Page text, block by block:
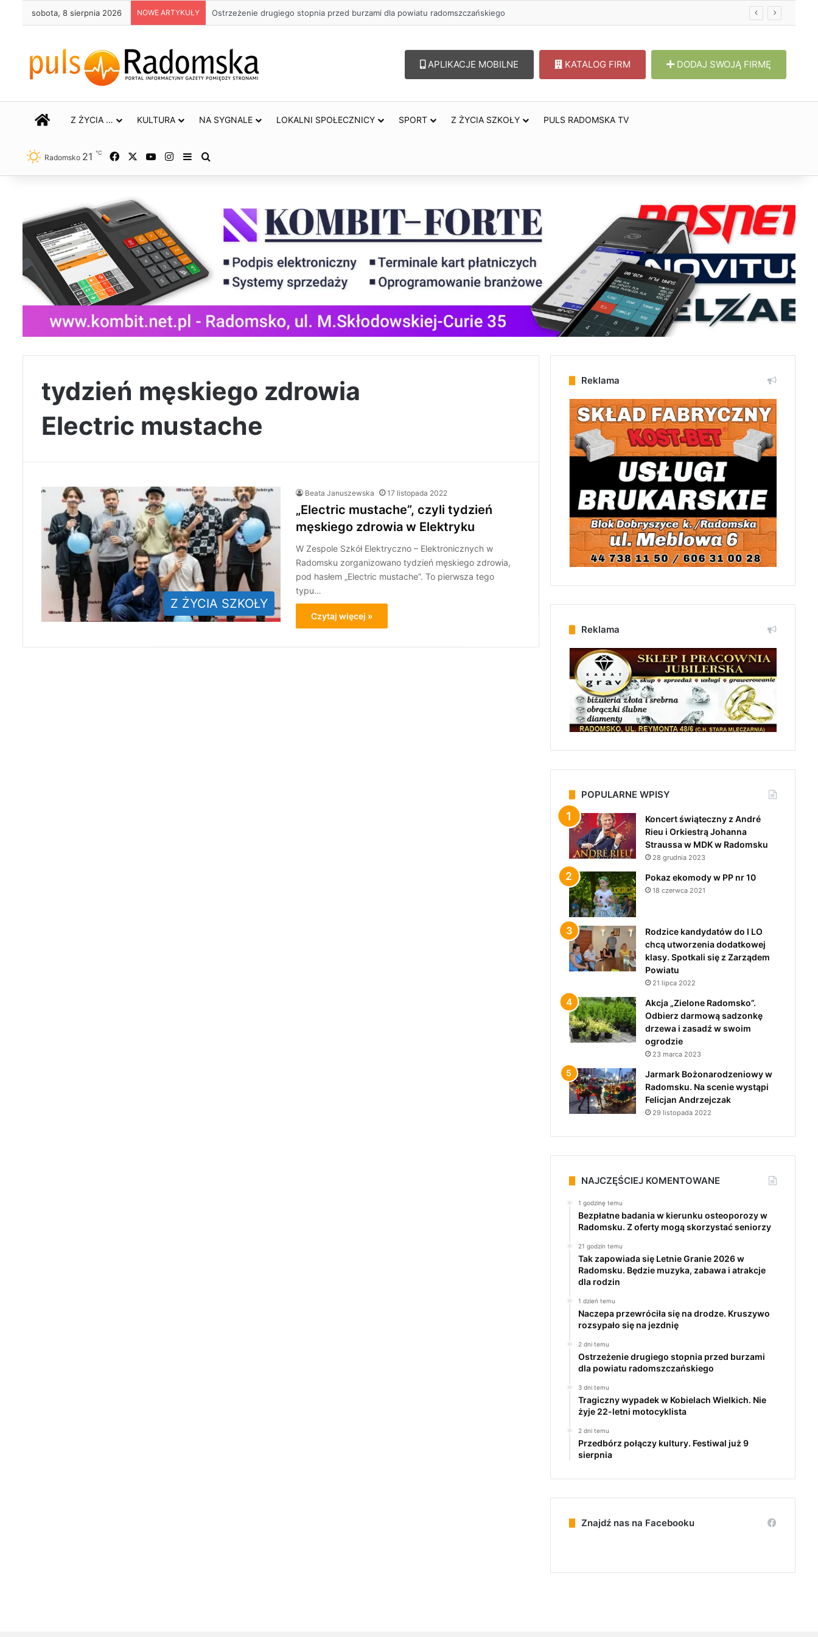
sobota, 8 sierpnia 2026 NOWE ARTYKUŁY Ostrzeżenie drugiego stopnia przed burzami dla powiatu radomszczańskiego
APLIKACJE MOBILNE KATALOG FIRM DODAJ SWOJĄ FIRMĘ
STRONA GŁÓWNA
Z ŻYCIA … KULTURA NA SYGNALE LOKALNI SPOŁECZNICY SPORT Z ŻYCIA SZKOŁY PULS RADOMSKA TV
Radomsko 21 ℃ Facebook YouTubeInstagram
Sidebar
tydzień męskiego zdrowia
Electric mustache
Z ŻYCIA SZKOŁY
Beata Januszewska 17 listopada 2022
„Electric mustache”, czyli tydzień
męskiego zdrowia w Elektryku
W Zespole Szkół Elektryczno – Elektronicznych w
Radomsku zorganizowano tydzień męskiego zdrowia,
pod hasłem „Electric mustache”. To pierwsza tego
typu…
Czytaj więcej »
Reklama
Reklama
POPULARNE WPISY
Koncert świąteczny z André
Rieu i Orkiestrą Johanna
Straussa w MDK w Radomsku
28 grudnia 2023
Pokaz ekomody w PP nr 10
18 czerwca 2021
Rodzice kandydatów do I LO
chcą utworzenia dodatkowej
klasy. Spotkali się z Zarządem
Powiatu
21 lipca 2022
Akcja „Zielone Radomsko”.
Odbierz darmową sadzonkę
drzewa i zasadź w swoim
ogrodzie
23 marca 2023
Jarmark Bożonarodzeniowy w
Radomsku. Na scenie wystąpi
Felicjan Andrzejczak
29 listopada 2022
NAJCZĘŚCIEJ KOMENTOWANE
1 godzinę temu
Bezpłatne badania w kierunku osteoporozy w
Radomsku. Z oferty mogą skorzystać seniorzy
21 godzin temu
Tak zapowiada się Letnie Granie 2026 w
Radomsku. Będzie muzyka, zabawa i atrakcje
dla rodzin
1 dzień temu
Naczepa przewróciła się na drodze. Kruszywo
rozsypało się na jezdnię
2 dni temu
Ostrzeżenie drugiego stopnia przed burzami
dla powiatu radomszczańskiego
3 dni temu
Tragiczny wypadek w Kobielach Wielkich. Nie
żyje 22-letni motocyklista
2 dni temu
Przedbórz połączy kultury. Festiwal już 9
sierpnia
Znajdź nas na Facebooku